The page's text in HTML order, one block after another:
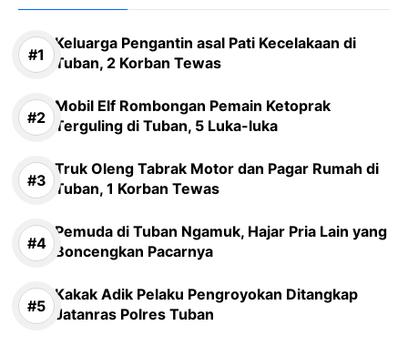
Keluarga Pengantin asal Pati Kecelakaan di
Tuban, 2 Korban Tewas
Mobil Elf Rombongan Pemain Ketoprak
Terguling di Tuban, 5 Luka-luka
Truk Oleng Tabrak Motor dan Pagar Rumah di
Tuban, 1 Korban Tewas
Pemuda di Tuban Ngamuk, Hajar Pria Lain yang
Boncengkan Pacarnya
Kakak Adik Pelaku Pengroyokan Ditangkap
Jatanras Polres Tuban